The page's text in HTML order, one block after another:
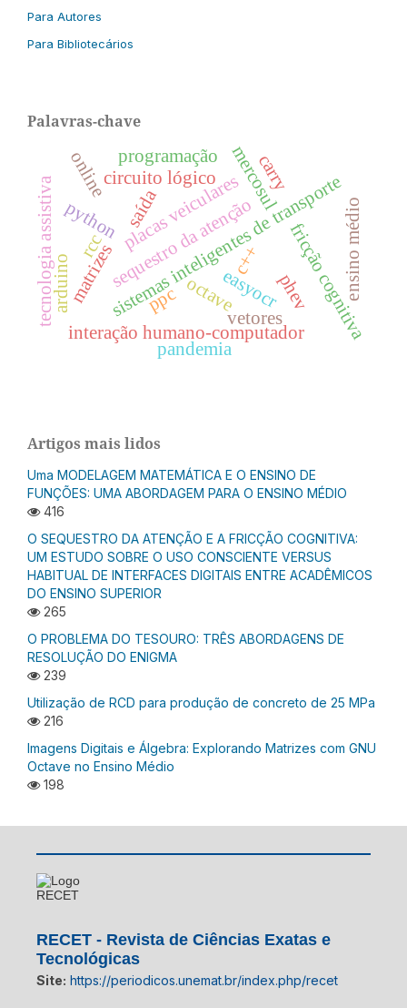
Para Autores
Para Bibliotecários
Palavras-chave
placas veiculares
easyocr
sistemas inteligentes de transporte
mercosul
sequestro da atenção fricção cognitiva
interação humano-computador
matrizes octave
saída
carry
phev
circuito lógico
arduino
programação
python
c++
tecnologia assistiva ppc
pandemia
online
vetores
rcc ensino médio
Artigos mais lidos
Uma MODELAGEM MATEMÁTICA E O ENSINO DE
FUNÇÕES: UMA ABORDAGEM PARA O ENSINO MÉDIO
416
O SEQUESTRO DA ATENÇÃO E A FRICÇÃO COGNITIVA:
UM ESTUDO SOBRE O USO CONSCIENTE VERSUS
HABITUAL DE INTERFACES DIGITAIS ENTRE ACADÊMICOS
DO ENSINO SUPERIOR
265
O PROBLEMA DO TESOURO: TRÊS ABORDAGENS DE
RESOLUÇÃO DO ENIGMA
239
Utilização de RCD para produção de concreto de 25 MPa
216
Imagens Digitais e Álgebra: Explorando Matrizes com GNU
Octave no Ensino Médio
198
RECET - Revista de Ciências Exatas e
Tecnológicas
Site: https://periodicos.unemat.br/index.php/recet